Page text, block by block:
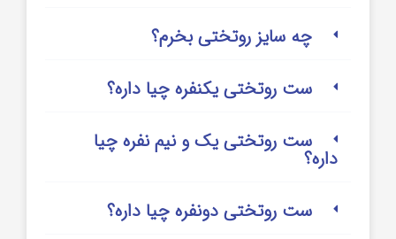
چه سایز روتختی بخرم؟
ست روتختی یکنفره چیا داره؟
ست روتختی یک و نیم نفره چیا
داره؟
ست روتختی دونفره چیا داره؟